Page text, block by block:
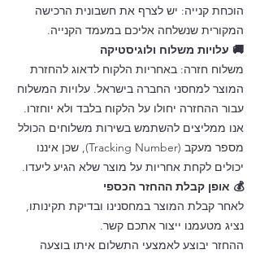
הוכחת קנייה: יש לצרף את חשבונית הרכישה
המקורית שנשלחה אליכם במעמד הקנייה.
🚚 עלויות משלוח ולוגיסטיקה
משלוח חזרה: באחריות הלקוח לדאוג להחזרת
המוצר למחסני החברה בישראל. עלויות המשלוח
עבור ההחזרה יחולו על הלקוח בלבד ולא יוחזרו.
אנו ממליצים להשתמש בשירות משלוחים הכולל
מספר מעקב (Tracking Number), שכן איננו
יכולים לקחת אחריות על מוצר שלא הגיע ליעדו.
💰 אופן קבלת ההחזר הכספי
לאחר קבלת המוצר במחסנינו ובדיקת תקינותו,
נציג מטעמנו ייצור אתכם קשר.
ההחזר יבוצע לאמצעי התשלום איתו בוצעה